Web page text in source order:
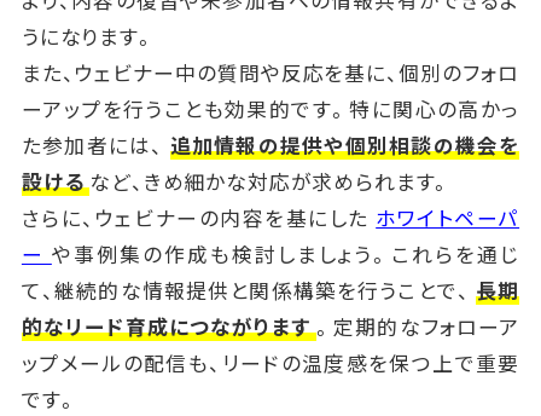
うになります。
また、ウェビナー中の質問や反応を基に、個別のフォロ
ーアップを行うことも効果的です。特に関心の高かっ
た参加者には、 追加情報の提供や個別相談の機会を
設けるなど、きめ細かな対応が求められます。
さらに、ウェビナーの内容を基にした ホワイトペーパ
ー や事例集の作成も検討しましょう。これらを通じ
て、継続的な情報提供と関係構築を行うことで、長期
的なリード育成につながります。定期的なフォローア
ップメールの配信も、リードの温度感を保つ上で重要
です。